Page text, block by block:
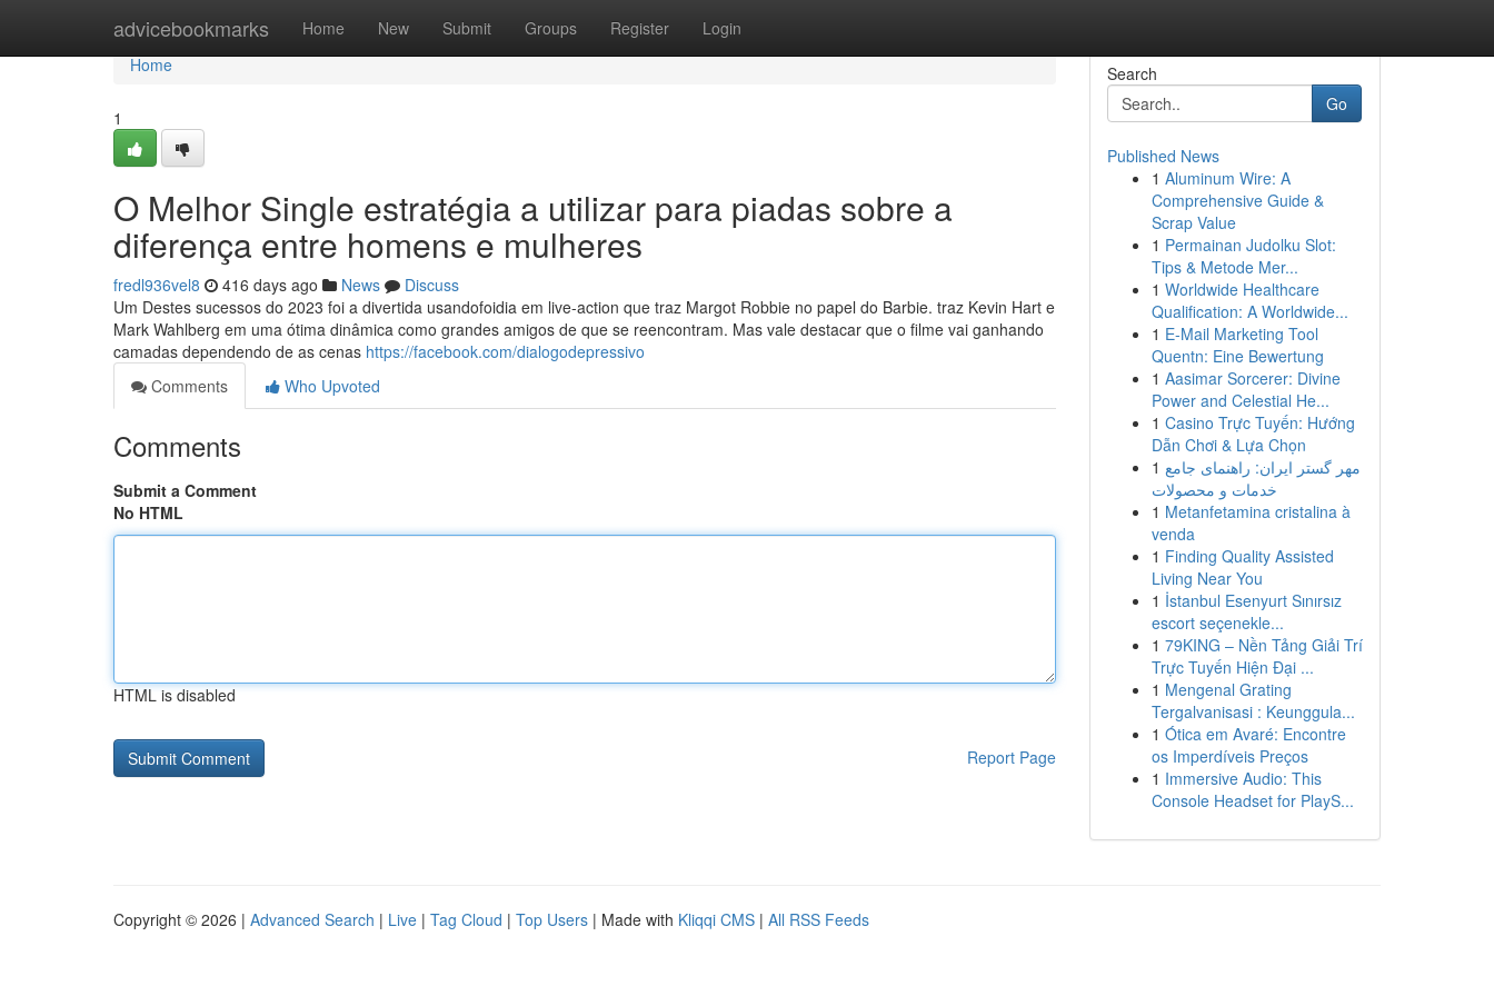
advicebookmarks Home New Submit Groups Register Login
Home
Home
1
O Melhor Single estratégia a utilizar para piadas sobre a
diferença entre homens e mulheres
fredl936vel8 416 days ago News
Discuss
Um Destes sucessos do 2023 foi a divertida usandofoidia em live-action que traz Margot Robbie no papel do Barbie. traz Kevin Hart e
Mark Wahlberg em uma ótima dinâmica como grandes amigos de que se reencontram. Mas vale destacar que o filme vai ganhando
camadas dependendo de as cenas https://facebook.com/dialogodepressivo
Comments
Who Upvoted
Comments
Submit a Comment
No HTML
HTML is disabled
Report Page
Search
Go
Published News
1 Aluminum Wire: A
Comprehensive Guide &
Scrap Value
1 Permainan Judolku Slot:
Tips & Metode Mer...
1 Worldwide Healthcare
Qualification: A Worldwide...
1 E-Mail Marketing Tool
Quentn: Eine Bewertung
1 Aasimar Sorcerer: Divine
Power and Celestial He...
1 Casino Trực Tuyến: Hướng
Dẫn Chơi & Lựa Chọn
1 مهر گستر ایران: راهنمای جامع
خدمات و محصولات
1 Metanfetamina cristalina à
venda
1 Finding Quality Assisted
Living Near You
1 İstanbul Esenyurt Sınırsız
escort seçenekle...
1 79KING – Nền Tảng Giải Trí
Trực Tuyến Hiện Đại ...
1 Mengenal Grating
Tergalvanisasi : Keunggula...
1 Ótica em Avaré: Encontre
os Imperdíveis Preços
1 Immersive Audio: This
Console Headset for PlayS...
Copyright © 2026 | Advanced Search | Live | Tag Cloud | Top Users | Made with Kliqqi CMS | All RSS Feeds